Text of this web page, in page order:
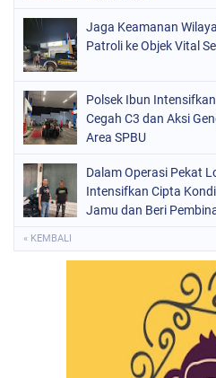
Jaga Keamanan
Patroli ke Objek Vital
Polsek Ibun
Cegah C3 dan Aksi
Area SPBU
Dalam Operasi Pekat
Intensifkan Cipta
Jamu dan Beri
« KEMBALI